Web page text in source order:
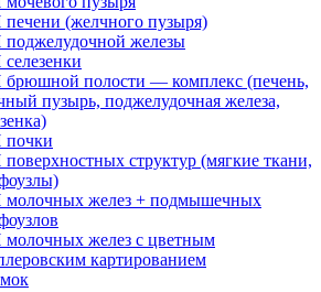
(желчного пузыря)
железы
полости — комплекс (печень,
пузырь, поджелудочная железа,
структур (мягкие ткани,
желез + подмышечных
желез с цветным
картированием